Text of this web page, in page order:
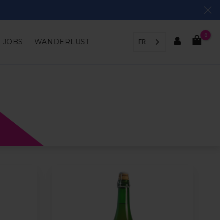
JOBS WANDERLUST FR
0